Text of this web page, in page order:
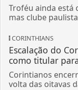
Troféu ainda está
mas clube
CORINTHIANS
Escalação do
como titular
Corintianos
volta das oitavas